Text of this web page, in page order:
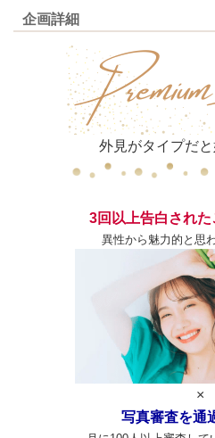
企画詳細
外見がタイプだ
3回以上告白され
異性から魅力的と思
×
写真審査を通